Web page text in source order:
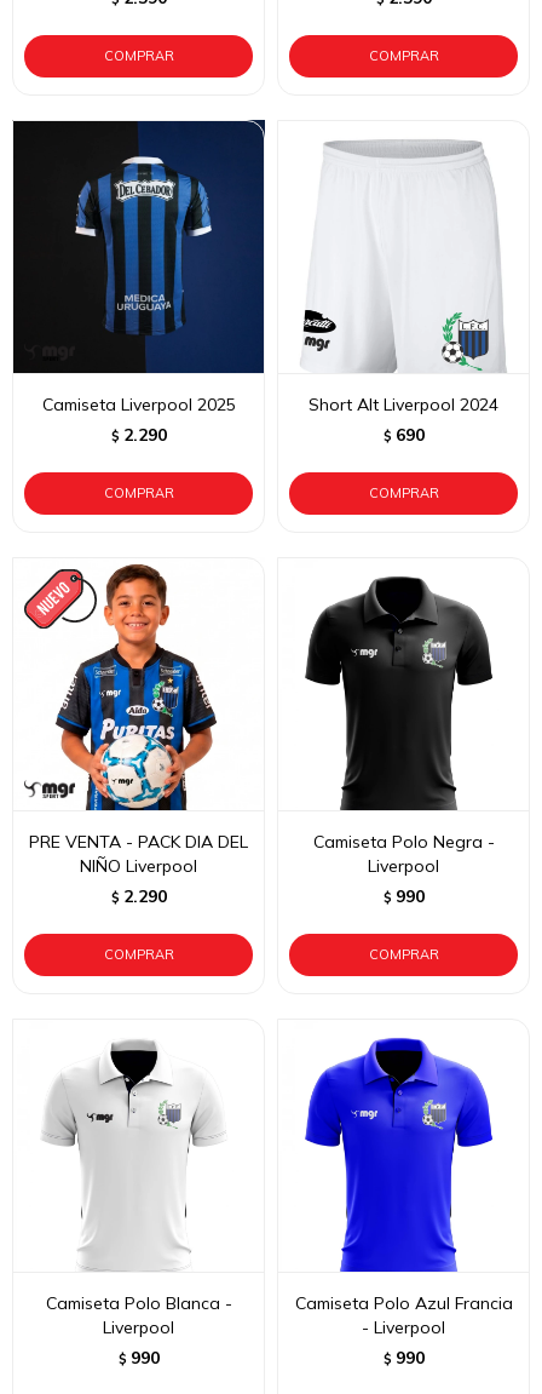
Camiseta Liverpool 2025
$ 2.290
Short Alt Liverpool 2024
$ 690
PRE VENTA - PACK DIA DEL
NIÑO Liverpool
$ 2.290
Camiseta Polo Negra -
Liverpool
$ 990
Camiseta Polo Blanca -
Liverpool
$ 990
Camiseta Polo Azul Francia
- Liverpool
$ 990